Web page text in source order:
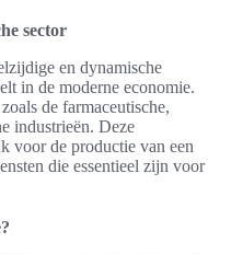
sector
en dynamische
in de moderne economie.
de farmaceutische,
industrieën. Deze
voor de productie van een
die essentieel zijn voor